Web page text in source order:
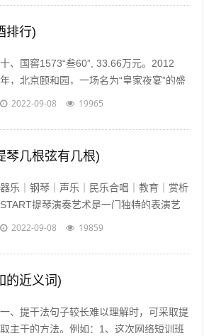
排行)
十、国窖1573“叁60”, 33.66万元。2012
年，北京颐和园，一场名为“皇家夜宴”的盛
宴举行。中国高端奢侈白酒品牌——国窖
2022-09-08 19965
琴几根弦有几根)
器乐｜钢琴｜声乐｜民乐合唱｜教育｜赏析
START提琴演奏艺术是一门独特的表演艺
术，它的音色轻盈悦耳、沁人心脾、它宛如
2022-09-08 19859
的近义词)
一、提干法句子较长难以理解时，可采取提
取主干的方法。例如：1、这次网络短训班